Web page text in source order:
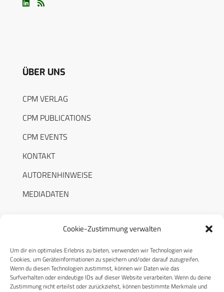
Cookie-Zustimmung verwalten
Um dir ein optimales Erlebnis zu bieten, verwenden wir Technologien wie
Cookies, um Geräteinformationen zu speichern und/oder darauf zuzugreifen.
Wenn du diesen Technologien zustimmst, können wir Daten wie das
Surfverhalten oder eindeutige IDs auf dieser Website verarbeiten. Wenn du deine
Zustimmung nicht erteilst oder zurückziehst, können bestimmte Merkmale und
ÜBER UNS
CPM VERLAG
CPM PUBLICATIONS
CPM EVENTS
KONTAKT
AUTORENHINWEISE
MEDIADATEN
RECHTLICHES
Datenschutzerklärung